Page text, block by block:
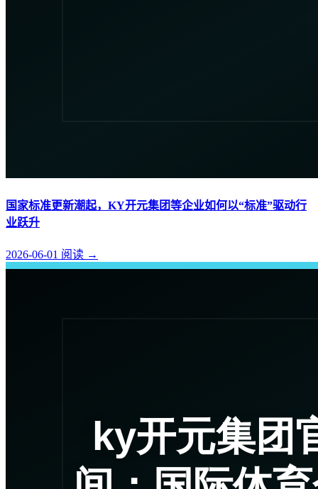
国家标准更新潮起，KY开元集团等企业如何以“标准”驱动行
业跃升
2026-06-01 阅读 →